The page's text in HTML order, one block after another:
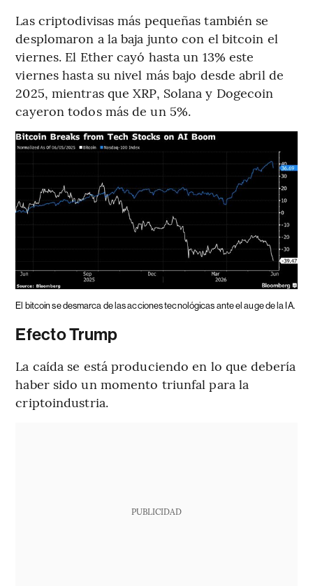
Las criptodivisas más pequeñas también se
desplomaron a la baja junto con el bitcoin el
viernes. El Ether cayó hasta un 13% este
viernes hasta su nivel más bajo desde abril de
2025, mientras que XRP, Solana y Dogecoin
cayeron todos más de un 5%.
El bitcoin se desmarca de las acciones tecnológicas ante el auge de la IA.
Efecto Trump
La caída se está produciendo en lo que debería
haber sido un momento triunfal para la
criptoindustria.
PUBLICIDAD